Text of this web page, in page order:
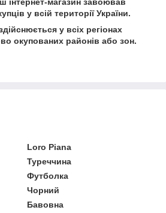
у всій території України.
у всіх регіонах
окупованих районів або зон.
Loro Piana
Туреччина
Футболка
Чорний
Бавовна